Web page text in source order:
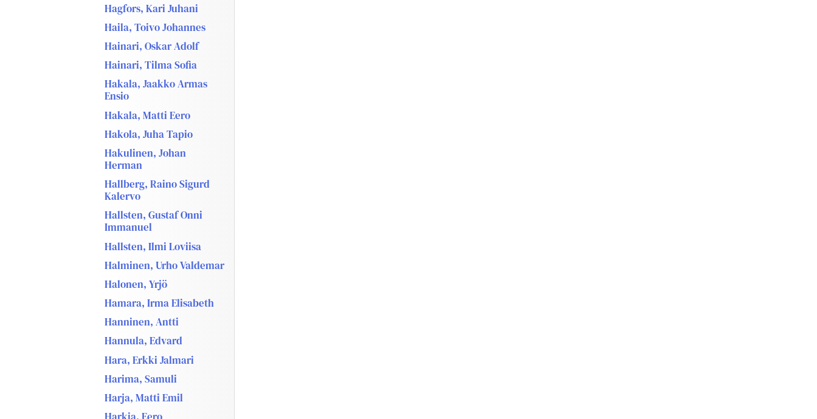
Hagfors, Kari Juhani
Haila, Toivo Johannes
Hainari, Oskar Adolf
Hainari, Tilma Sofia
Hakala, Jaakko Armas
Ensio
Hakala, Matti Eero
Hakola, Juha Tapio
Hakulinen, Johan
Herman
Hallberg, Raino Sigurd
Kalervo
Hallsten, Gustaf Onni
Immanuel
Hallsten, Ilmi Loviisa
Halminen, Urho Valdemar
Halonen, Yrjö
Hamara, Irma Elisabeth
Hanninen, Antti
Hannula, Edvard
Hara, Erkki Jalmari
Harima, Samuli
Harja, Matti Emil